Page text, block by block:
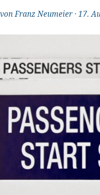
vonFranz Neumeier·17.